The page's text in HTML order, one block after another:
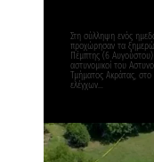
Στη σύλληψη ενός
προχώρησαν τα
Πέμπτης (6 Αυγούστου)
αστυνομικοί του
Τμήματος Ακράτας, στο
ελέγχων…